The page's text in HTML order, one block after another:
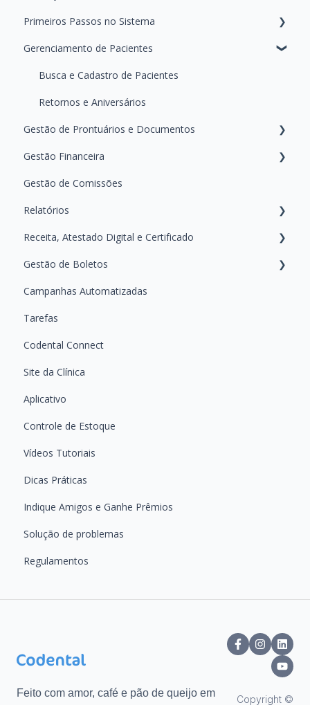
Primeiros Passos no Sistema
Configurações iniciais da agenda
Gerenciamento de Equipe e Permissões
Configurando as Mensagens
Personalização e Configurações Clínicas
Gerenciamento de Pacientes
Busca e Cadastro de Pacientes
Retornos e Aniversários
Gestão de Prontuários e Documentos
Gerando e Manipulando Documentos
Gerenciando e Manipulando Arquivos do Paciente
Registrando Tratamentos
Gestão Financeira
Pagamentos do Paciente
Financeiro da Clínica
Gestão de Comissões
Relatórios
Primeiros Passos — Conhecendo a área de Relatórios
Guias Práticos — Como usar cada Relatório
Receita, Atestado Digital e Certificado
Ferramenta de Receita Digital
Certificados Digitais
Atestado Digital
Gestão de Boletos
Emitindo e Acompanhando Boletos
Dúvidas Frequentes Sobre Boletos
Campanhas Automatizadas
Tarefas
Codental Connect
Site da Clínica
Aplicativo
Controle de Estoque
Vídeos Tutoriais
Dicas Práticas
Indique Amigos e Ganhe Prêmios
Solução de problemas
Regulamentos
Feito com ️amor,️ café e pão de queijo em
Copyright ©